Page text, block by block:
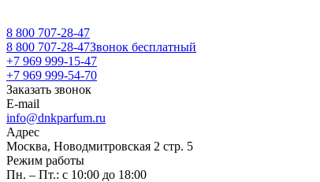
8 800 707-28-47
8 800 707-28-47Звонок бесплатный
+7 969 999-15-47
+7 969 999-54-70
Заказать звонок
E-mail
info@dnkparfum.ru
Адрес
Москва, Новодмитровская 2 стр. 5
Режим работы
Пн. – Пт.: с 10:00 до 18:00